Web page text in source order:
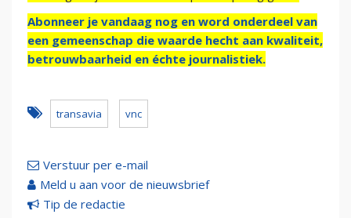
Abonneer je vandaag nog en word onderdeel van
een gemeenschap die waarde hecht aan kwaliteit,
betrouwbaarheid en échte journalistiek.
transavia vnc
Verstuur per e-mail
Meld u aan voor de nieuwsbrief
Tip de redactie